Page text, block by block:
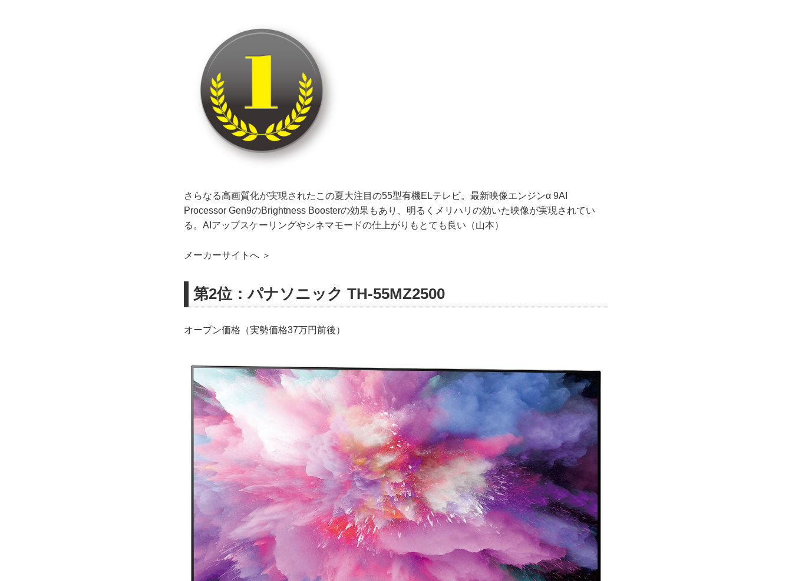
さらなる高画質化が実現されたこの夏大注目の55型有機ELテレビ。最新映像エンジンα 9AI
Processor Gen9のBrightness Boosterの効果もあり、明るくメリハリの効いた映像が実現されてい
る。AIアップスケーリングやシネマモードの仕上がりもとても良い（山本）
メーカーサイトへ ＞
第2位：パナソニック TH-55MZ2500
オープン価格（実勢価格37万円前後）